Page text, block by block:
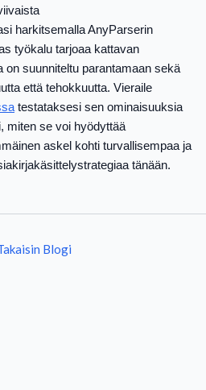
harkitsemalla AnyParserin
työkalu tarjoaa kattavan
suunniteltu parantamaan sekä
että tehokkuutta. Vieraile
testataksesi sen ominaisuuksia
miten se voi hyödyttää
askel kohti turvallisempaa ja
tänään.
Blogi